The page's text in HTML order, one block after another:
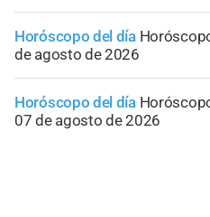
Horóscopo del día
de agosto de 2026
Horóscopo del día
07 de agosto de 2026